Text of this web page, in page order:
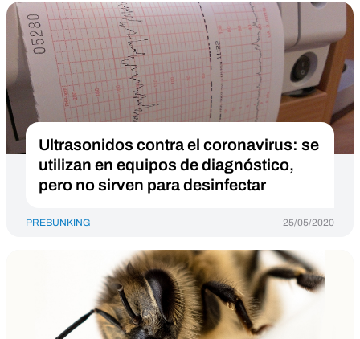
Ultrasonidos contra el coronavirus: se
utilizan en equipos de diagnóstico,
pero no sirven para desinfectar
PREBUNKING 25/05/2020